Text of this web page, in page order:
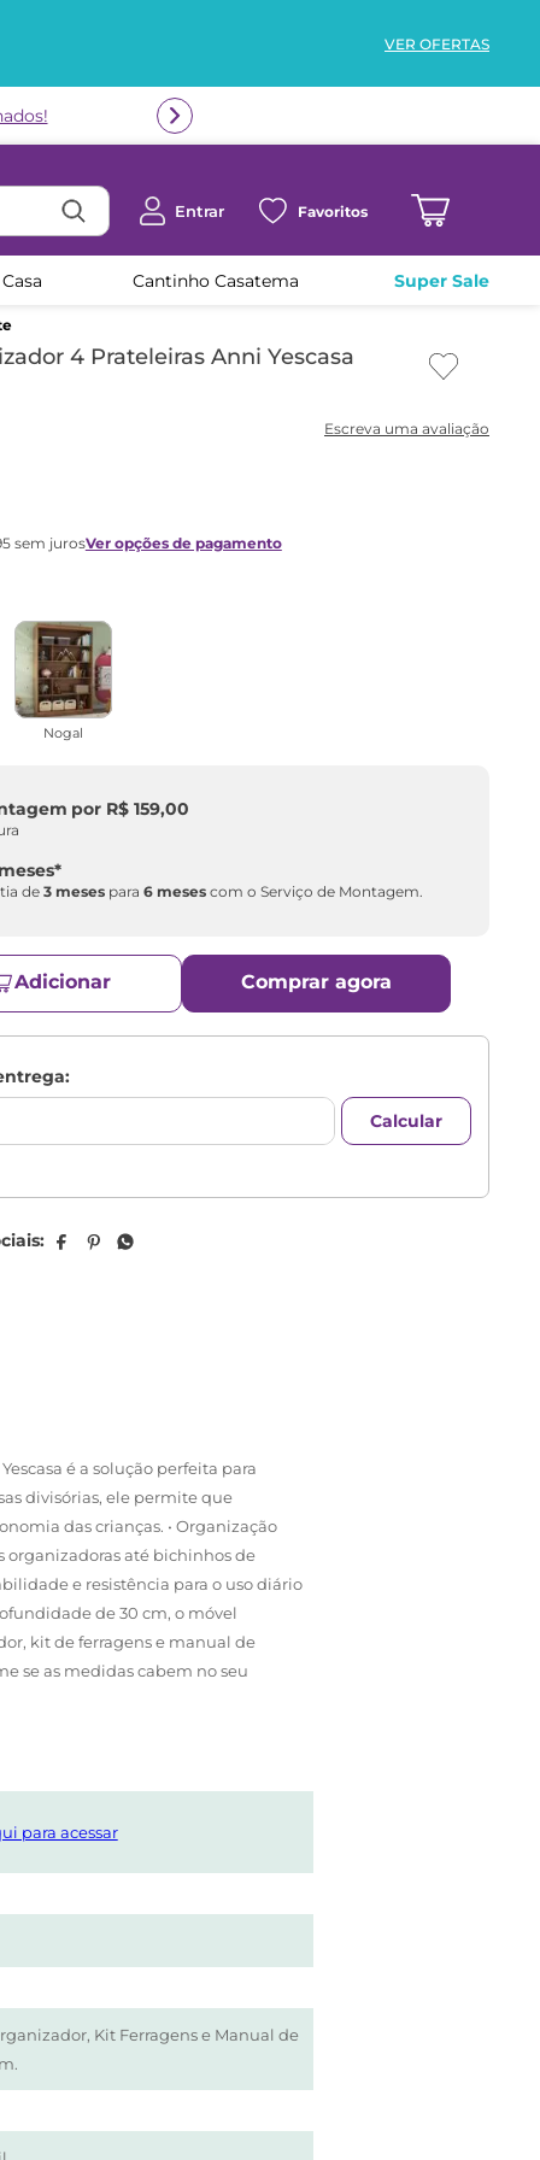
VER OFERTAS
Entrar Favoritos
Cantinho Casatema Super Sale
4 Prateleiras Anni Yescasa
sem jurosVer opções de pagamento
Nogal
por R$ 159,00
*
de3 meses para6 meses com o Serviço de Montagem.
Adicionar Comprar agora
é a solução perfeita para
divisórias, ele permite que
das crianças. • Organização
organizadoras até bichinhos de
e resistência para o uso diário
de 30 cm, o móvel
kit de ferragens e manual de
se as medidas cabem no seu
para acessar
Kit Ferragens e Manual de